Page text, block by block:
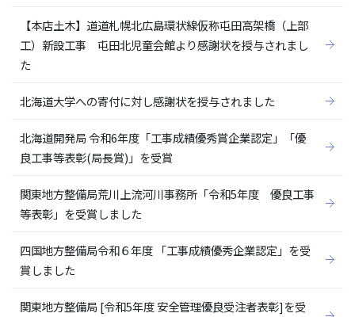
【本店土木】道道札幌北広島環状線仮称屯田高架橋（上部
工）新設工事 屯田北児童会館より感謝状を授与されまし
た
北海道大学への寄付に対し感謝状を授与されました
北海道開発局 令和6年度「工事成績優秀賞企業認定」「優
良工事等表彰(局長賞)」を受賞
関東地方整備局荒川上流河川事務所「令和5年度 優良工事
等表彰」を受賞しました
四国地方整備局令和６年度 「工事成績優秀企業認定」を受
賞しました
関東地方整備局 [令和5年度 安全管理優良受注者表彰]を受